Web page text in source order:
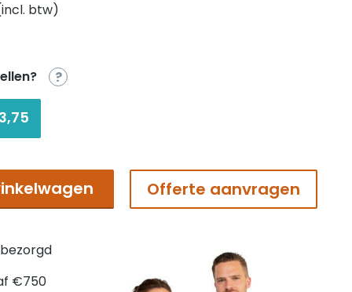
btw)
?
Offerte aanvragen
€750